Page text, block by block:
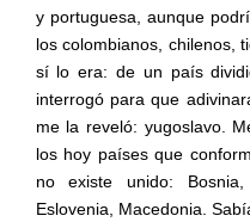
y portuguesa, aunque
los colombianos, chilenos,
sí lo era: de un país
interrogó para que
me la reveló: yugoslavo.
los hoy países que
no existe unido: Bosnia,
Eslovenia, Macedonia.